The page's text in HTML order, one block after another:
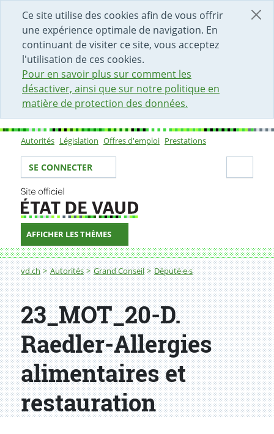
Ce site utilise des cookies afin de vous offrir
une expérience optimale de navigation. En
continuant de visiter ce site, vous acceptez
l'utilisation de ces cookies.
Pour en savoir plus sur comment les
désactiver, ainsi que sur notre politique en
matière de protection des données.
DÉBUT DU CONTENU DE LA PAGE
ACCÈS AU CHAMP DE RECHERCHE
PAGE D'ACCUEIL
FORMULAIRE DE CONTACT
Sous-navigation
Autorités Législation Offres d'emploi Prestations
Votre identité
SE CONNECTER
AFFICHER LES THÈMES
Fil d'Ariane
vd.ch Autorités Grand Conseil Député·e·s
23_MOT_20-D.
Raedler-Allergies
alimentaires et
restauration